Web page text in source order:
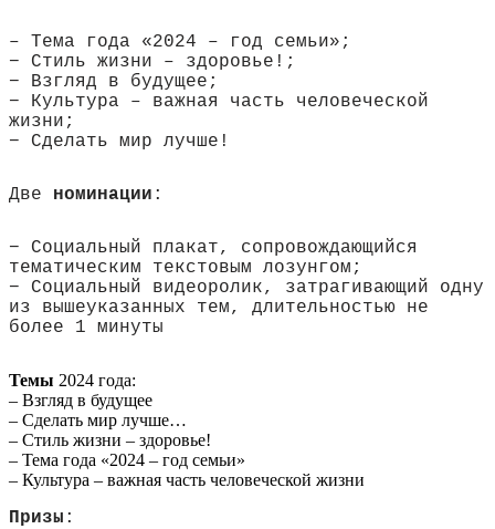
– Тема года «2024 – год семьи»;
− Стиль жизни – здоровье!;
− Взгляд в будущее;
− Культура – важная часть человеческой
жизни;
− Сделать мир лучше!
Две номинации :
− Социальный плакат, сопровождающийся
тематическим текстовым лозунгом;
− Социальный видеоролик, затрагивающий одну
из вышеуказанных тем, длительностью не
более 1 минуты
Темы 2024 года:
– Взгляд в будущее
– Сделать мир лучше…
– Стиль жизни – здоровье!
– Тема года «2024 – год семьи»
– Культура – важная часть человеческой жизни
Призы :